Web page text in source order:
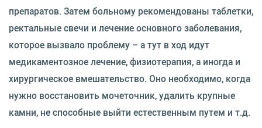
препаратов. Затем больному рекомендованы таблетки,
ректальные свечи и лечение основного заболевания,
которое вызвало проблему – а тут в ход идут
медикаментозное лечение, физиотерапия, а иногда и
хирургическое вмешательство. Оно необходимо, когда
нужно восстановить мочеточник, удалить крупные
камни, не способные выйти естественным путем и т.д.